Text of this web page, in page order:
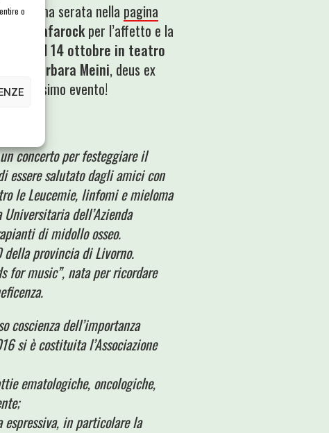
oprima serata nella pagina
di Kafarockper l’affetto e la
del14 ottobre in teatro
a Barbara Meini, deus ex
bellissimo evento!
concerto per festeggiare il
essere salutato dagli amici con
le Leucemie, linfomi e mieloma
dell’Azienda
di midollo osseo.
della provincia di Livorno.
for music”, nata per ricordare
coscienza dell’importanza
si è costituita l’Associazione
ematologiche, oncologiche,
in particolare la